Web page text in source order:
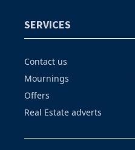
SERVICES
Contact us
Mournings
Offers
Real Estate adverts